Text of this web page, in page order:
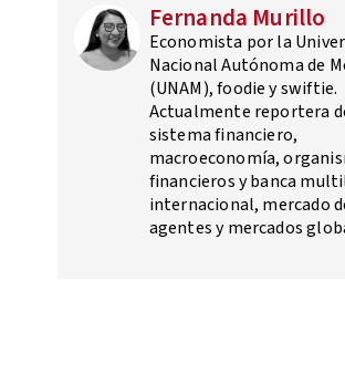
Fernanda Murillo
Economista por la
Nacional Autónoma de
(UNAM), foodie y swiftie.
Actualmente reportera
sistema financiero,
macroeconomía,
financieros y banca
internacional, mercado
agentes y mercados